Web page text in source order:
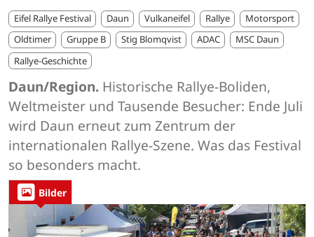
Eifel Rallye Festival Daun Vulkaneifel Rallye
Motorsport
Oldtimer
Gruppe B Stig Blomqvist ADAC
MSC Daun
Rallye-Geschichte
Daun/Region. Historische Rallye-Boliden,
Weltmeister und Tausende Besucher: Ende Juli
wird Daun erneut zum Zentrum der
internationalen Rallye-Szene. Was das Festival
so besonders macht.
Bilder